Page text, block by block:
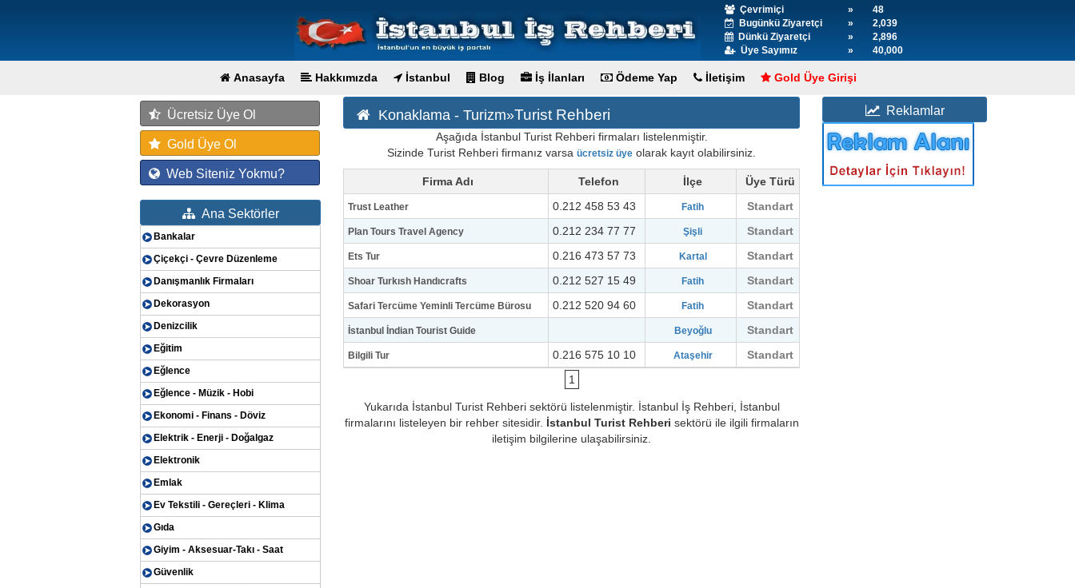
Çevrimiçi »
48
Bugünkü Ziyaretçi
»
2,039
Dünkü Ziyaretçi
»
2,896
Üye Sayımız
» 40,000
Anasayfa Hakkımızda İstanbul Blog İş İlanları Ödeme Yap İletişim Gold Üye Girişi
Ücretsiz Üye Ol
Gold Üye Ol
Web Siteniz Yokmu?
Ana Sektörler
Bankalar
Çiçekçi - Çevre Düzenleme
Danışmanlık Firmaları
Dekorasyon
Denizcilik
Eğitim
Eğlence
Eğlence - Müzik - Hobi
Ekonomi - Finans - Döviz
Elektrik - Enerji - Doğalgaz
Elektronik
Emlak
Ev Tekstili - Gereçleri - Klima
Gıda
Giyim - Aksesuar-Takı - Saat
Güvenlik
Konaklama - Turizm»Turist Rehberi
Aşağıda İstanbul Turist Rehberi firmaları listelenmiştir.
Sizinde Turist Rehberi firmanız varsaücretsiz üye olarak kayıt olabilirsiniz.
Firma Adı Telefon İlçe Üye Türü
Trust Leather 0.212 458 53 43 Fatih Standart
Plan Tours Travel Agency 0.212 234 77 77 Şişli Standart
Ets Tur 0.216 473 57 73 Kartal Standart
Shoar Turkısh Handıcrafts 0.212 527 15 49 Fatih Standart
Safari Tercüme Yeminli Tercüme Bürosu 0.212 520 94 60 Fatih Standart
İstanbul İndian Tourist Guide Beyoğlu Standart
Bilgili Tur 0.216 575 10 10 Ataşehir
Standart
1
Yukarıda İstanbul Turist Rehberi sektörü listelenmiştir. İstanbul İş Rehberi, İstanbul
firmalarını listeleyen bir rehber sitesidir. İstanbul Turist Rehberi sektörü ile ilgili firmaların
iletişim bilgilerine ulaşabilirsiniz.
Reklamlar